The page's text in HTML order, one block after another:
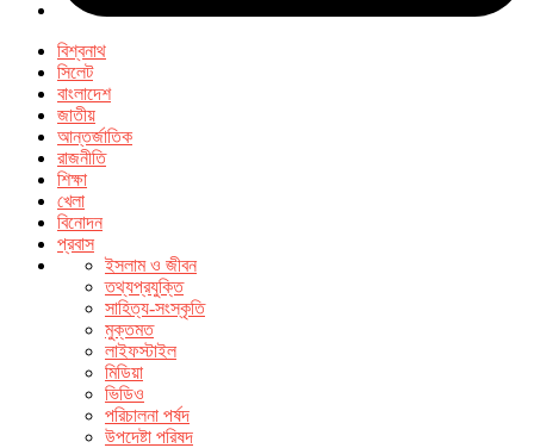
বিশ্বনাথ
সিলেট
বাংলাদেশ
জাতীয়
আন্তর্জাতিক
রাজনীতি
শিক্ষা
খেলা
বিনোদন
প্রবাস
ইসলাম ও জীবন
তথ্যপ্রযুক্তি
সাহিত্য-সংস্কৃতি
মুক্তমত
লাইফস্টাইল
মিডিয়া
ভিডিও
পরিচালনা পর্ষদ
উপদেষ্টা পরিষদ